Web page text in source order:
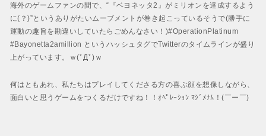
海外のゲームファンの間で、“『ベヨネッタ2』がミリオンを達成するよう
に(？)”というありがたいムーブメントが巻き起こっているそうで(勝手に
運動の趣旨を勘違いしていたらごめんなさい！)#OperationPlatinum
#Bayonetta2amillion というハッシュタグでTwitterのタイムラインが盛り
上がっています。ｗ(ﾟДﾟ)ｗ
何はともあれ、私たちはプレイしてくださる方の喜ぶ顔を想像しながら、
面白いと思うゲームをつくるだけですね！！ｵﾍﾟﾚｰｼｮﾝ ﾏｼﾞﾒﾅﾑ！(￣ー￣)